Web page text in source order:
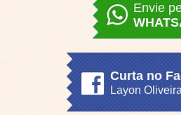
Envie
Curta no
Layon Oliveira